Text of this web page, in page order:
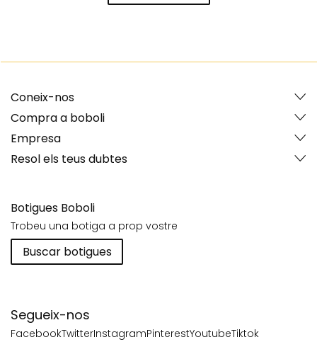
Segueix-nos
FacebookTwitterInstagramPinterestYoutubeTiktok
Coneix-nos
Compra a boboli
Empresa
Resol els teus dubtes
Botigues Boboli
Trobeu una botiga a prop vostre
Buscar botigues